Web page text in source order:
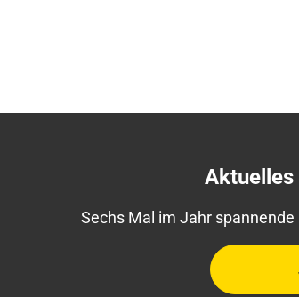
Aktuelles
Sechs Mal im Jahr